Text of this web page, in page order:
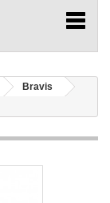
Bravis